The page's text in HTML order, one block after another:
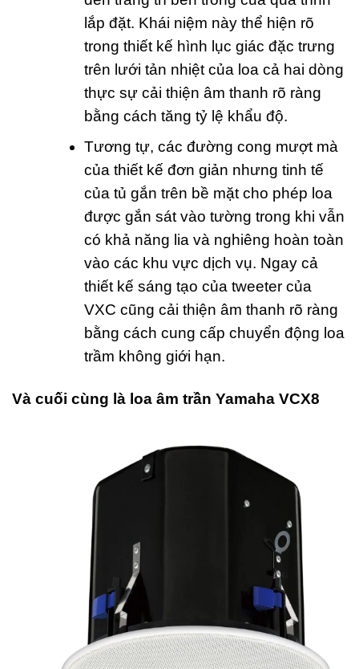
lắp đặt. Khái niệm này thể hiện rõ
trong thiết kế hình lục giác đặc trưng
trên lưới tản nhiệt của loa cả hai dòng
thực sự cải thiện âm thanh rõ ràng
bằng cách tăng tỷ lệ khẩu độ.
Tương tự, các đường cong mượt mà
của thiết kế đơn giản nhưng tinh tế
của tủ gắn trên bề mặt cho phép loa
được gắn sát vào tường trong khi vẫn
có khả năng lia và nghiêng hoàn toàn
vào các khu vực dịch vụ. Ngay cả
thiết kế sáng tạo của tweeter của
VXC cũng cải thiện âm thanh rõ ràng
bằng cách cung cấp chuyển động loa
trầm không giới hạn.
Và cuối cùng là loa âm trần Yamaha VCX8